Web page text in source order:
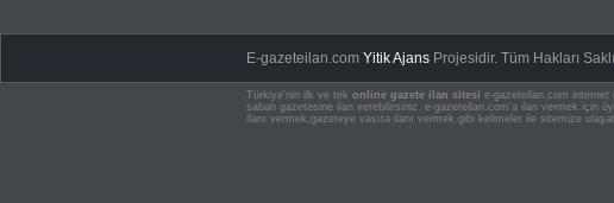
E-gazeteilan.comYitik Ajans Projesidir.Tüm Hakları
Türkiye'nin ilk ve tek online gazete ilan sitesi e-gazeteilan.com internet
sabah gazetesine ilan verebilirsiniz. e-gazeteilan.com'a ilan vermek için
ilanı vermek,gazeteye vasıta ilanı vermek gibi kelimeler ile sitemize